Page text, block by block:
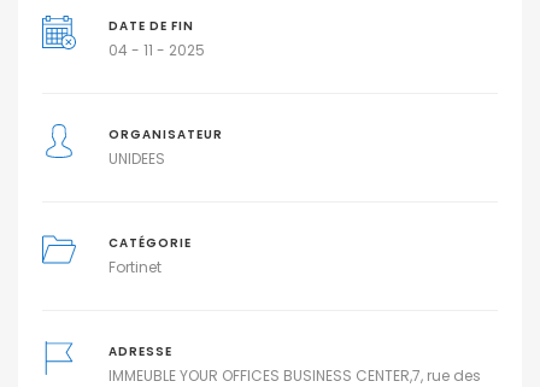
DATE DE FIN
04 - 11 - 2025
ORGANISATEUR
UNIDEES
CATÉGORIE
Fortinet
ADRESSE
IMMEUBLE YOUR OFFICES BUSINESS CENTER,7, rue des